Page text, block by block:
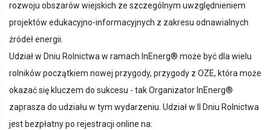
rozwoju obszarów wiejskich ze szczególnym uwzględnieniem
projektów edukacyjno-informacyjnych z zakresu odnawialnych
źródeł energii.
Udział w Dniu Rolnictwa w ramach InEnerg® może być dla wielu
rolników początkiem nowej przygody, przygody z OZE, która może
okazać się kluczem do sukcesu - tak Organizator InEnerg®
zaprasza do udziału w tym wydarzeniu. Udział w II Dniu Rolnictwa
jest bezpłatny po rejestracji online na: